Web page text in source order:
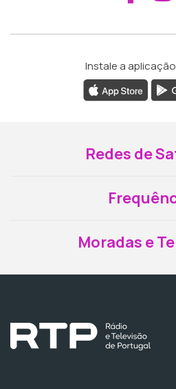
Instale a aplicação
Redes de
Moradas e